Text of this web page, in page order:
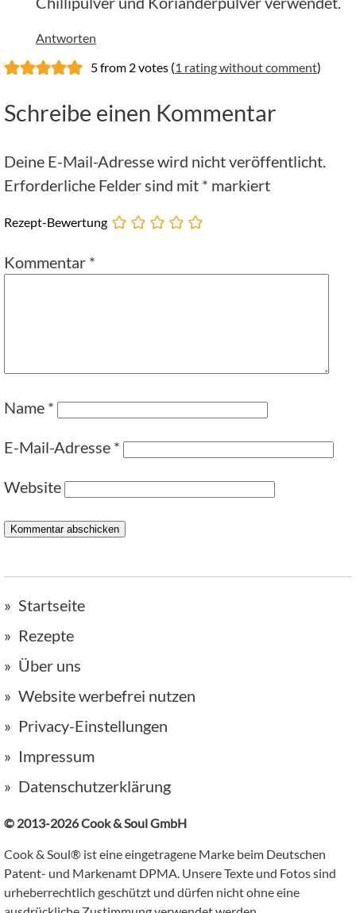
Antworten
5 from 2 votes (1 rating without comment)
Schreibe einen Kommentar
Deine E-Mail-Adresse wird nicht veröffentlicht.
Erforderliche Felder sind mit * markiert
Rezept-Bewertung
Kommentar *
Name *
E-Mail-Adresse *
Website
Startseite
Rezepte
Über uns
Website werbefrei nutzen
Privacy-Einstellungen
Impressum
Datenschutzerklärung
© 2013-2026 Cook & Soul GmbH
Cook & Soul® ist eine eingetragene Marke beim Deutschen
Patent- und Markenamt DPMA. Unsere Texte und Fotos sind
urheberrechtlich geschützt und dürfen nicht ohne eine